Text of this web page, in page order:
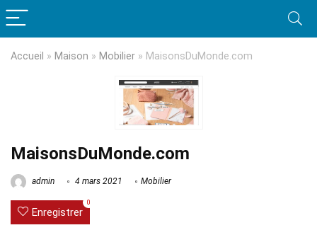
Accueil » Maison » Mobilier » MaisonsDuMonde.com
MaisonsDuMonde.com
admin 4 mars 2021 Mobilier
Enregistrer
0